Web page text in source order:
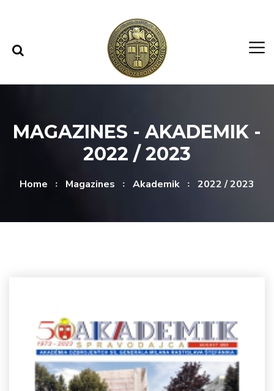
MAGAZINES - AKADEMIK -
2022 / 2023
Home Magazines Akademik 2022 / 2023